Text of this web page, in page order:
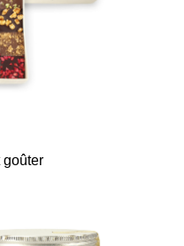
goûter